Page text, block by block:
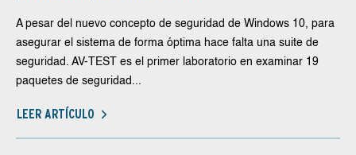
A pesar del nuevo concepto de seguridad de Windows 10, para
asegurar el sistema de forma óptima hace falta una suite de
seguridad. AV-TEST es el primer laboratorio en examinar 19
paquetes de seguridad...
LEER ARTÍCULO